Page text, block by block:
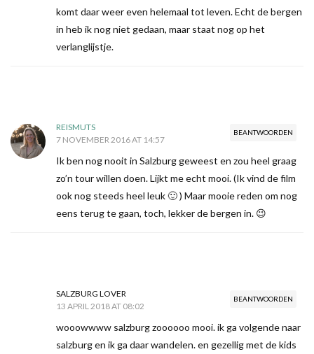
komt daar weer even helemaal tot leven. Echt de bergen
in heb ik nog niet gedaan, maar staat nog op het
verlanglijstje.
BEANTWOORDEN
REISMUTS
7 NOVEMBER 2016 AT 14:57
Ik ben nog nooit in Salzburg geweest en zou heel graag
zo’n tour willen doen. Lijkt me echt mooi. (Ik vind de film
ook nog steeds heel leuk 🙂 ) Maar mooie reden om nog
eens terug te gaan, toch, lekker de bergen in. 😉
BEANTWOORDEN
SALZBURG LOVER
13 APRIL 2018 AT 08:02
wooowwww salzburg zoooooo mooi. ik ga volgende naar
salzburg en ik ga daar wandelen. en gezellig met de kids